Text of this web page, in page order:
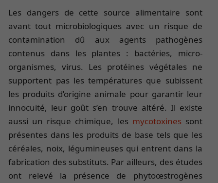
Les dangers de cette source alimentaire sont
avant tout microbiologiques avec un risque de
contamination dû aux agents pathogènes
contenus dans les plantes : bactéries, micro-
organismes, virus. Les protéines végétales ne
supportent pas les températures que subissent
les produits d’origine animale pour garantir leur
innocuité, leur goût s’en trouve altéré. Il existe
aussi un risque chimique, les mycotoxinessont
présentes dans les produits de base tels que les
céréales, noix, légumineuses qui entrent dans la
fabrication des substituts. Par ailleurs, des études
ont relevé la présence de phytoœstrogènes